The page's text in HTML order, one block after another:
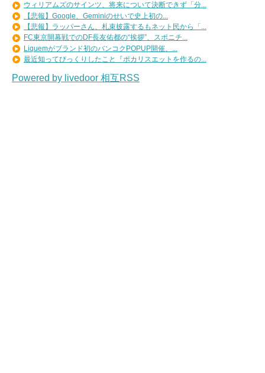
ウィリアムズのサインツ、将来について決断できず「分...
【悲報】Google、Geminiのせいで史上初の...
【悲報】ラッパーさん、札束披露するもネット民から「...
FC東京開幕戦でのDF長友佑都の“挨拶”、スポニチ...
Liquemがブランド初のバンコクPOPUP開催、...
最近知ってびっくりしたこと『ポカリスエットを作るの...
Powered by livedoor 相互RSS